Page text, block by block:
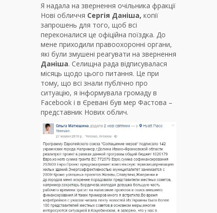
Я надала на звернення очільника фракції
Нові обличчя Сергія Даніша, копії
запрошень для того, щоб всі
переконалися це офіційна поїздка. До
мене приходили правоохоронні органи,
які були змушені реагувати на звернення
Даніша. Селищна рада відписувалася
місяць щодо цього питання. Це при
тому, що всі знали публічно про
ситуацію, я інформувала громаду в
Facebook і в Єревані був мер Фастова –
представник Нових облич.